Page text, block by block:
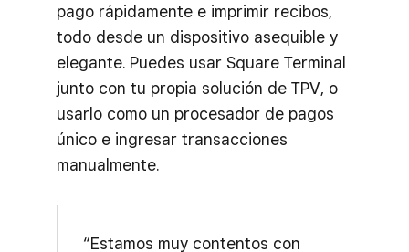
pago rápidamente e imprimir recibos,
todo desde un dispositivo asequible y
elegante. Puedes usar Square Terminal
junto con tu propia solución de TPV, o
usarlo como un procesador de pagos
único e ingresar transacciones
manualmente.
“Estamos muy contentos con